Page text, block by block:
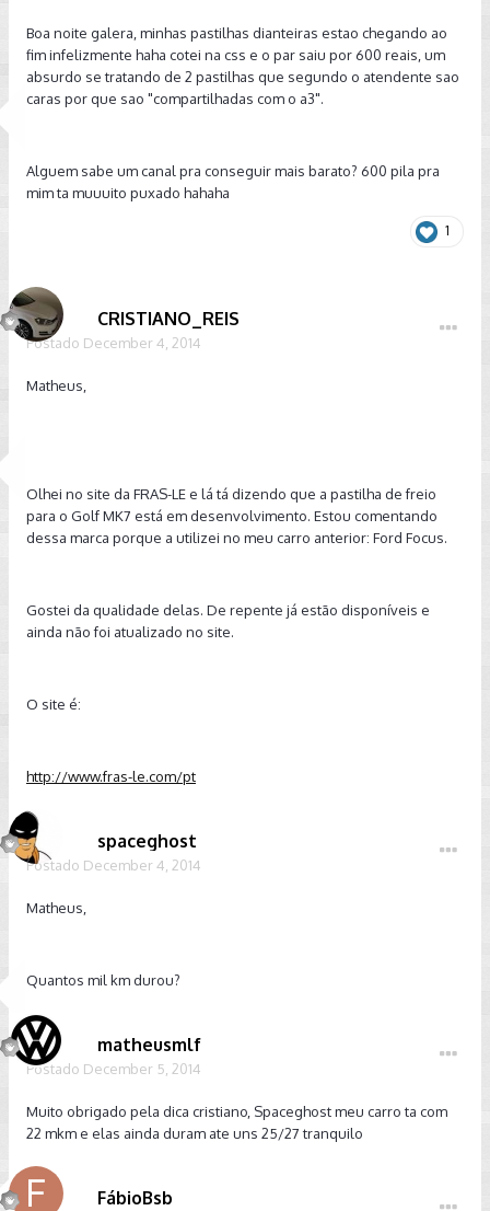
Boa noite galera, minhas pastilhas dianteiras estao chegando ao
fim infelizmente haha cotei na css e o par saiu por 600 reais, um
absurdo se tratando de 2 pastilhas que segundo o atendente sao
caras por que sao "compartilhadas com o a3".
Alguem sabe um canal pra conseguir mais barato? 600 pila pra
mim ta muuuito puxado hahaha
1
CRISTIANO_REIS
Postado December 4, 2014
Matheus,
Olhei no site da FRAS-LE e lá tá dizendo que a pastilha de freio
para o Golf MK7 está em desenvolvimento. Estou comentando
dessa marca porque a utilizei no meu carro anterior: Ford Focus.
Gostei da qualidade delas. De repente já estão disponíveis e
ainda não foi atualizado no site.
O site é:
http://www.fras-le.com/pt
spaceghost
Postado December 4, 2014
Matheus,
Quantos mil km durou?
matheusmlf
Postado December 5, 2014
Muito obrigado pela dica cristiano, Spaceghost meu carro ta com
22 mkm e elas ainda duram ate uns 25/27 tranquilo
FábioBsb